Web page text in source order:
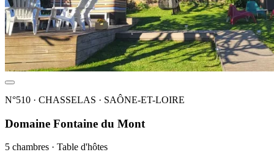
N°510 · CHASSELAS · SAÔNE-ET-LOIRE
Domaine Fontaine du Mont
5 chambres · Table d'hôtes